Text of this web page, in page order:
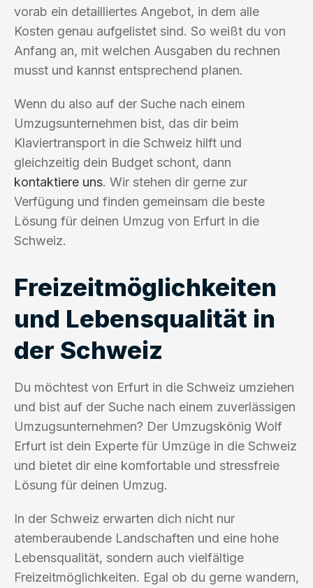
vorab ein detailliertes Angebot, in dem alle
Kosten genau aufgelistet sind. So weißt du von
Anfang an, mit welchen Ausgaben du rechnen
musst und kannst entsprechend planen.
Wenn du also auf der Suche nach einem
Umzugsunternehmen bist, das dir beim
Klaviertransport in die Schweiz hilft und
gleichzeitig dein Budget schont, dann
kontaktiere uns. Wir stehen dir gerne zur
Verfügung und finden gemeinsam die beste
Lösung für deinen Umzug von Erfurt in die
Schweiz.
Freizeitmöglichkeiten
und Lebensqualität in
der Schweiz
Du möchtest von Erfurt in die Schweiz umziehen
und bist auf der Suche nach einem zuverlässigen
Umzugsunternehmen? Der Umzugskönig Wolf
Erfurt ist dein Experte für Umzüge in die Schweiz
und bietet dir eine komfortable und stressfreie
Lösung für deinen Umzug.
In der Schweiz erwarten dich nicht nur
atemberaubende Landschaften und eine hohe
Lebensqualität, sondern auch vielfältige
Freizeitmöglichkeiten. Egal ob du gerne wandern,